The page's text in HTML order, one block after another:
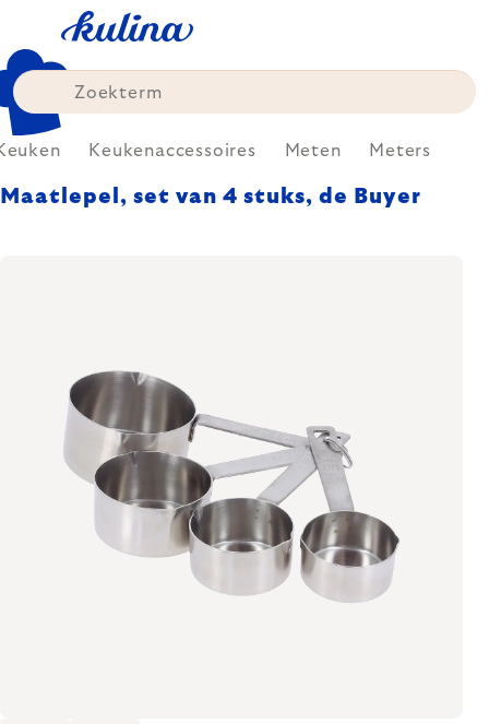
content
Keukenaccessoires Meten Meters
Maatlepel, set van 4 stuks, de Buyer